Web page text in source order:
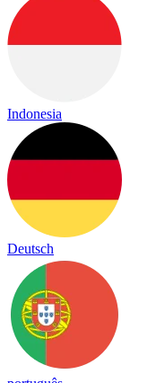
Indonesia
Deutsch